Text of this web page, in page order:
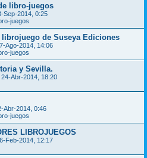
libro-juegos
Sep-2014, 0:25
juegos
de Suseya Ediciones
Ago-2014, 14:06
juegos
y Sevilla.
24-Abr-2014, 18:20
Abr-2014, 0:46
juegos
LIBROJUEGOS
Feb-2014, 12:17